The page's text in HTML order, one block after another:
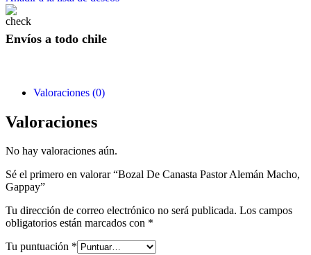
Envíos a todo chile
Valoraciones (0)
Valoraciones
No hay valoraciones aún.
Sé el primero en valorar “Bozal De Canasta Pastor Alemán Macho,
Gappay”
Tu dirección de correo electrónico no será publicada. Los campos
obligatorios están marcados con *
Tu puntuación *